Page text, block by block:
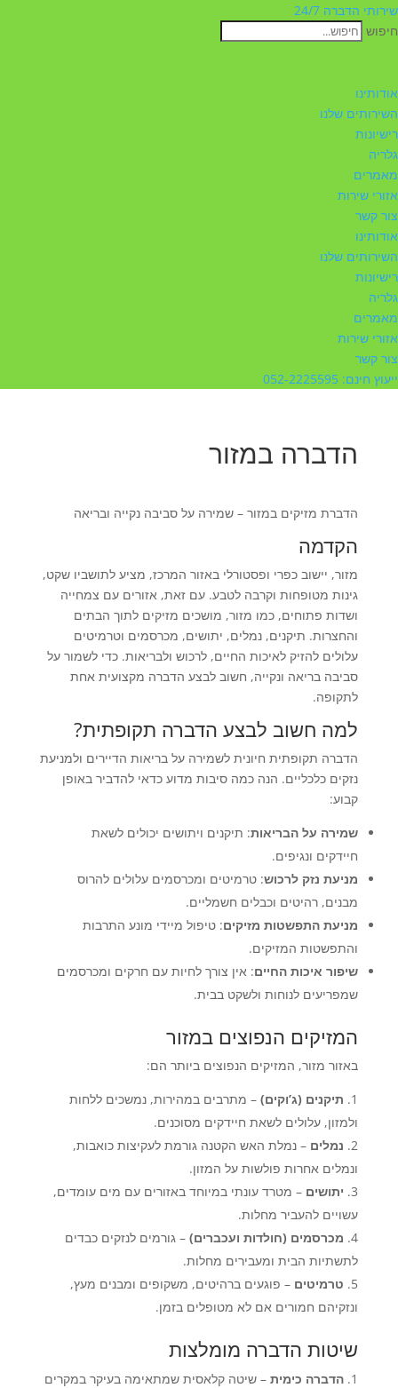
שירותי הדברה 24/7
חיפוש
אודותינו
השירותים שלנו
רישיונות
גלריה
מאמרים
אזורי שירות
צור קשר
אודותינו
השירותים שלנו
רישיונות
גלריה
מאמרים
אזורי שירות
צור קשר
ייעוץ חינם: 052-2225595
הדברה במזור
הדברת מזיקים במזור – שמירה על סביבה נקייה ובריאה
הקדמה
מזור, יישוב כפרי ופסטורלי באזור המרכז, מציע לתושביו שקט,
גינות מטופחות וקרבה לטבע. עם זאת, אזורים עם צמחייה
ושדות פתוחים, כמו מזור, מושכים מזיקים לתוך הבתים
והחצרות. תיקנים, נמלים, יתושים, מכרסמים וטרמיטים
עלולים להזיק לאיכות החיים, לרכוש ולבריאות. כדי לשמור על
סביבה בריאה ונקייה, חשוב לבצע הדברה מקצועית אחת
לתקופה.
למה חשוב לבצע הדברה תקופתית?
הדברה תקופתית חיונית לשמירה על בריאות הדיירים ולמניעת
נזקים כלכליים. הנה כמה סיבות מדוע כדאי להדביר באופן
קבוע:
שמירה על הבריאות: תיקנים ויתושים יכולים לשאת
חיידקים ונגיפים.
מניעת נזק לרכוש: טרמיטים ומכרסמים עלולים להרוס
מבנים, רהיטים וכבלים חשמליים.
מניעת התפשטות מזיקים: טיפול מיידי מונע התרבות
והתפשטות המזיקים.
שיפור איכות החיים: אין צורך לחיות עם חרקים ומכרסמים
שמפריעים לנוחות ולשקט בבית.
המזיקים הנפוצים במזור
באזור מזור, המזיקים הנפוצים ביותר הם:
תיקנים (ג’וקים)– מתרבים במהירות, נמשכים ללחות
ולמזון, עלולים לשאת חיידקים מסוכנים.
נמלים – נמלת האש הקטנה גורמת לעקיצות כואבות,
ונמלים אחרות פולשות על המזון.
יתושים – מטרד עונתי במיוחד באזורים עם מים עומדים,
עשויים להעביר מחלות.
מכרסמים (חולדות ועכברים)– גורמים לנזקים כבדים
לתשתיות הבית ומעבירים מחלות.
טרמיטים – פוגעים ברהיטים, משקופים ומבנים מעץ,
ונזקיהם חמורים אם לא מטופלים בזמן.
שיטות הדברה מומלצות
הדברה כימית– שיטה קלאסית שמתאימה בעיקר במקרים